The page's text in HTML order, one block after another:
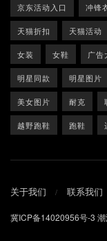
京东活动入口 冲锋
天猫折扣 天猫活动
女装 女鞋 广告
明星同款 明星图片
美女图片 耐克
越野跑鞋 跑鞋
关于我们 联系我们
冀ICP备14020956号-3